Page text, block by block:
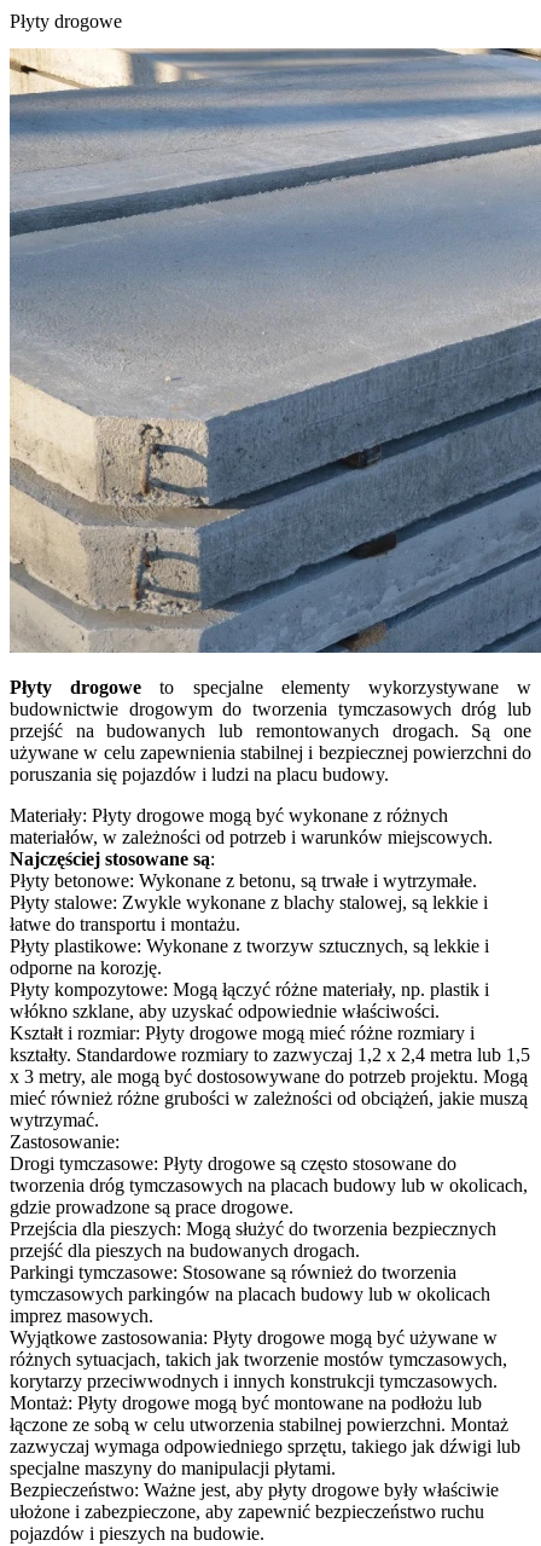
Płyty drogowe
Płyty drogowe to specjalne elementy wykorzystywane w
budownictwie drogowym do tworzenia tymczasowych dróg lub
przejść na budowanych lub remontowanych drogach. Są one
używane w celu zapewnienia stabilnej i bezpiecznej powierzchni do
poruszania się pojazdów i ludzi na placu budowy.
Materiały: Płyty drogowe mogą być wykonane z różnych
materiałów, w zależności od potrzeb i warunków miejscowych.
Najczęściej stosowane są:
Płyty betonowe: Wykonane z betonu, są trwałe i wytrzymałe.
Płyty stalowe: Zwykle wykonane z blachy stalowej, są lekkie i
łatwe do transportu i montażu.
Płyty plastikowe: Wykonane z tworzyw sztucznych, są lekkie i
odporne na korozję.
Płyty kompozytowe: Mogą łączyć różne materiały, np. plastik i
włókno szklane, aby uzyskać odpowiednie właściwości.
Kształt i rozmiar: Płyty drogowe mogą mieć różne rozmiary i
kształty. Standardowe rozmiary to zazwyczaj 1,2 x 2,4 metra lub 1,5
x 3 metry, ale mogą być dostosowywane do potrzeb projektu. Mogą
mieć również różne grubości w zależności od obciążeń, jakie muszą
wytrzymać.
Zastosowanie:
Drogi tymczasowe: Płyty drogowe są często stosowane do
tworzenia dróg tymczasowych na placach budowy lub w okolicach,
gdzie prowadzone są prace drogowe.
Przejścia dla pieszych: Mogą służyć do tworzenia bezpiecznych
przejść dla pieszych na budowanych drogach.
Parkingi tymczasowe: Stosowane są również do tworzenia
tymczasowych parkingów na placach budowy lub w okolicach
imprez masowych.
Wyjątkowe zastosowania: Płyty drogowe mogą być używane w
różnych sytuacjach, takich jak tworzenie mostów tymczasowych,
korytarzy przeciwwodnych i innych konstrukcji tymczasowych.
Montaż: Płyty drogowe mogą być montowane na podłożu lub
łączone ze sobą w celu utworzenia stabilnej powierzchni. Montaż
zazwyczaj wymaga odpowiedniego sprzętu, takiego jak dźwigi lub
specjalne maszyny do manipulacji płytami.
Bezpieczeństwo: Ważne jest, aby płyty drogowe były właściwie
ułożone i zabezpieczone, aby zapewnić bezpieczeństwo ruchu
pojazdów i pieszych na budowie.